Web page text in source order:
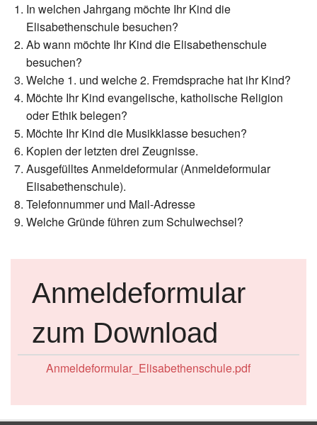
In welchen Jahrgang möchte Ihr Kind die
Elisabethenschule besuchen?
Ab wann möchte Ihr Kind die Elisabethenschule
besuchen?
Welche 1. und welche 2. Fremdsprache hat ihr Kind?
Möchte Ihr Kind evangelische, katholische Religion
oder Ethik belegen?
Möchte Ihr Kind die Musikklasse besuchen?
Kopien der letzten drei Zeugnisse.
Ausgefülltes Anmeldeformular (Anmeldeformular
Elisabethenschule).
Telefonnummer und Mail-Adresse
Welche Gründe führen zum Schulwechsel?
Anmeldeformular
zum Download
Anmeldeformular_Elisabethenschule.pdf